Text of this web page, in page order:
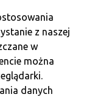
z naszej
w
można
danych